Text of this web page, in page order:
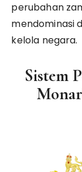
perubahan
mendominasi
kelola negara.
Sistem